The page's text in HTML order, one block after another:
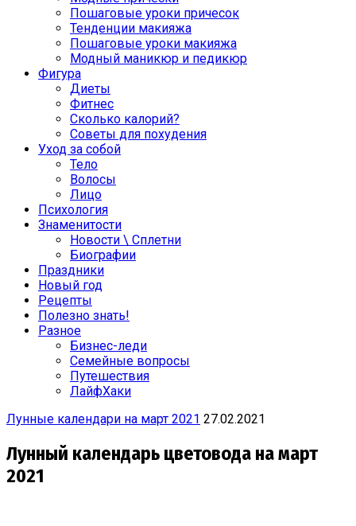
Пошаговые уроки причесок
Тенденции макияжа
Пошаговые уроки макияжа
Модный маникюр и педикюр
Фигура
Диеты
Фитнес
Сколько калорий?
Советы для похудения
Уход за собой
Тело
Волосы
Лицо
Психология
Знаменитости
Новости \ Сплетни
Биографии
Праздники
Новый год
Рецепты
Полезно знать!
Разное
Бизнес-леди
Семейные вопросы
Путешествия
ЛайфХаки
Лунные календари на март 2021 27.02.2021
Лунный календарь цветовода на март
2021